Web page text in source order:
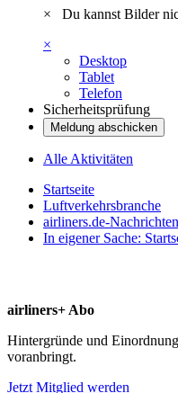
×
Du kannst Bilder
×
Desktop
Tablet
Telefon
Sicherheitsprüfung
Meldung abschicken
Alle Aktivitäten
Startseite
Luftverkehrsbranche
airliners.de-
In eigener Sache:
airliners+ Abo
Hintergründe und
voranbringt.
Jetzt Mitglied werden